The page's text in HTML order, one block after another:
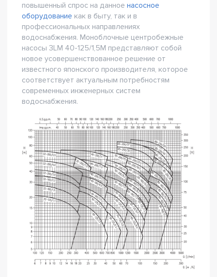
повышенный спрос на данное насосное
оборудование как в быту, так и в
профессиональных направлениях
водоснабжения. Моноблочные центробежные
насосы 3LM 40-125/1,5M представляют собой
новое усовершенствованное решение от
известного японского производителя, которое
соответствует актуальным потребностям
современных инженерных систем
водоснабжения.